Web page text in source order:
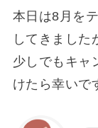
本日は8月を
してきました
少しでもキャ
けたら幸いで